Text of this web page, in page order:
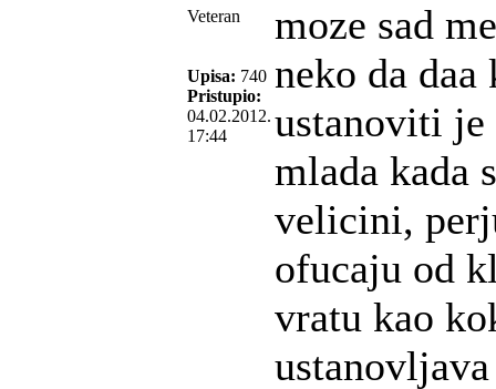
Veteran
Upisa: 740
Pristupio:
04.02.2012.
17:44
moze sad
neko da
ustanoviti
mlada kada
velicini,
ofucaju od
vratu kao